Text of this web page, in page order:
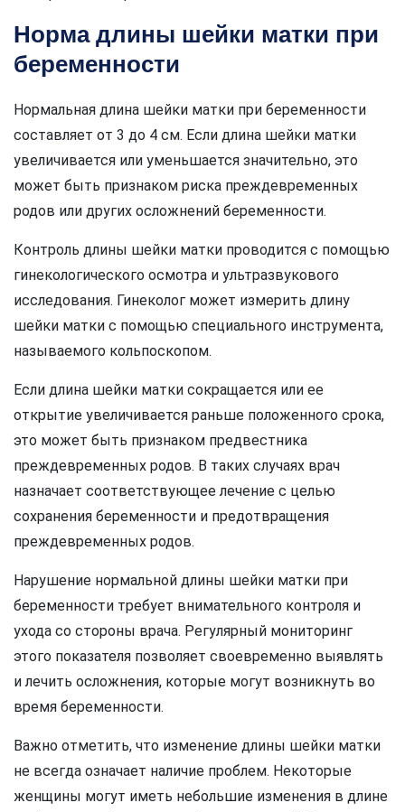
Норма длины шейки матки при
беременности
Нормальная длина шейки матки при беременности
составляет от 3 до 4 см. Если длина шейки матки
увеличивается или уменьшается значительно, это
может быть признаком риска преждевременных
родов или других осложнений беременности.
Контроль длины шейки матки проводится с помощью
гинекологического осмотра и ультразвукового
исследования. Гинеколог может измерить длину
шейки матки с помощью специального инструмента,
называемого кольпоскопом.
Если длина шейки матки сокращается или ее
открытие увеличивается раньше положенного срока,
это может быть признаком предвестника
преждевременных родов. В таких случаях врач
назначает соответствующее лечение с целью
сохранения беременности и предотвращения
преждевременных родов.
Нарушение нормальной длины шейки матки при
беременности требует внимательного контроля и
ухода со стороны врача. Регулярный мониторинг
этого показателя позволяет своевременно выявлять
и лечить осложнения, которые могут возникнуть во
время беременности.
Важно отметить, что изменение длины шейки матки
не всегда означает наличие проблем. Некоторые
женщины могут иметь небольшие изменения в длине